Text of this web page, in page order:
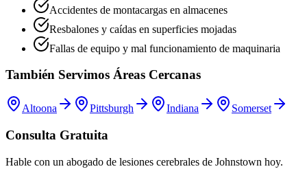
Accidentes de montacargas en almacenes
Resbalones y caídas en superficies mojadas
Fallas de equipo y mal funcionamiento de maquinaria
También Servimos Áreas Cercanas
Altoona Pittsburgh Indiana Somerset
Consulta Gratuita
Hable con un abogado de lesiones cerebrales de Johnstown hoy.